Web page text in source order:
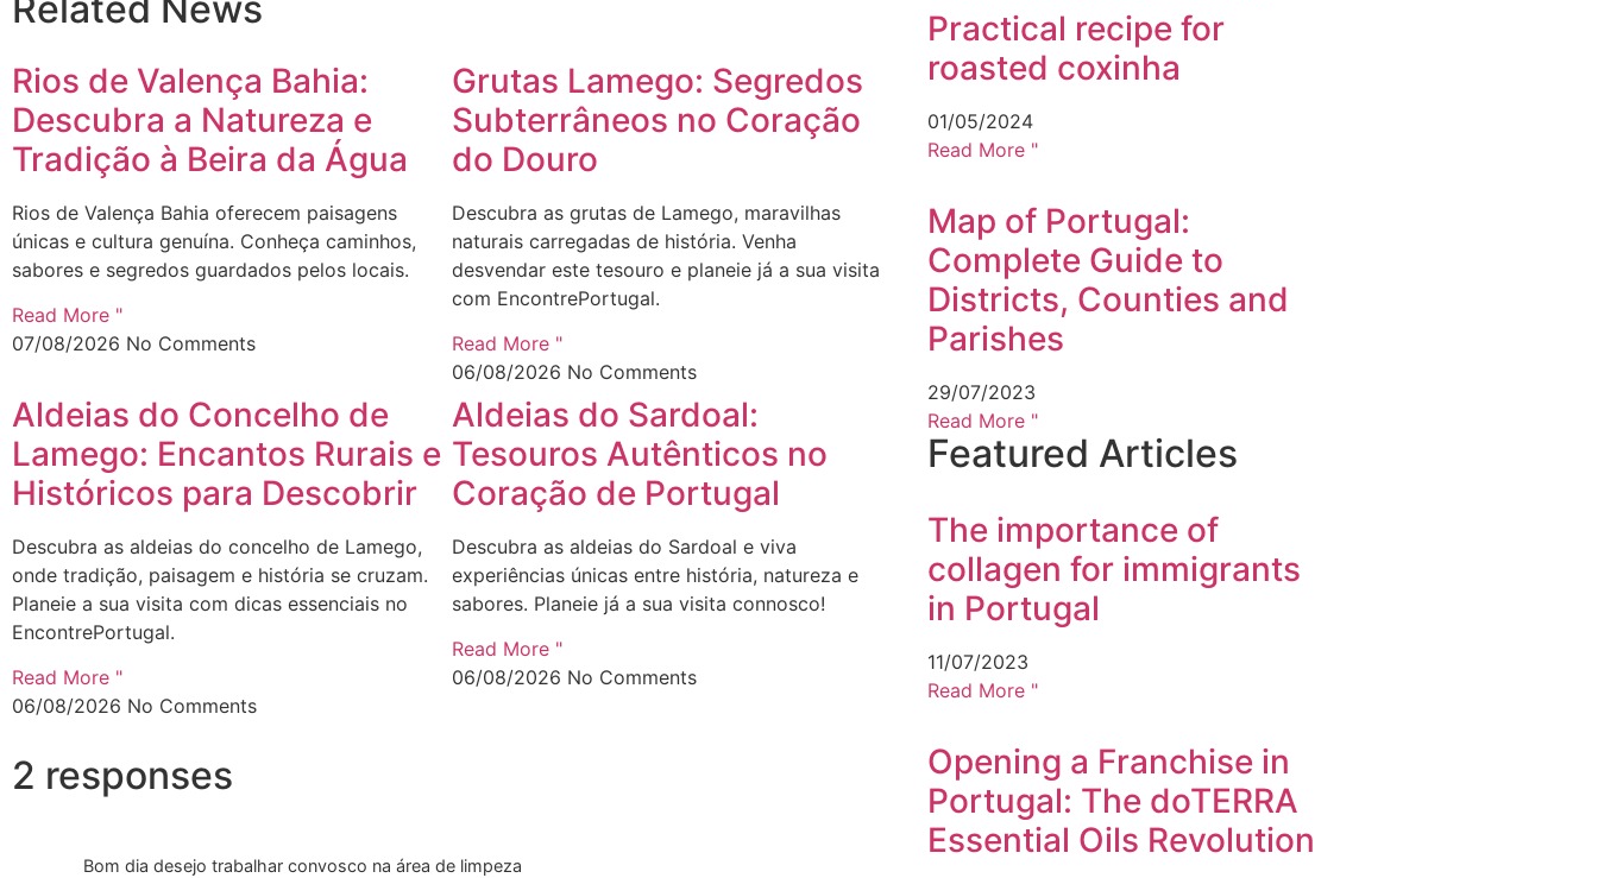
Rios de Valença Bahia:
Descubra a Natureza e
Tradição à Beira da Água
Rios de Valença Bahia oferecem paisagens
únicas e cultura genuína. Conheça caminhos,
sabores e segredos guardados pelos locais.
Read More "
07/08/2026 No Comments
Grutas Lamego: Segredos
Subterrâneos no Coração
do Douro
Descubra as grutas de Lamego, maravilhas
naturais carregadas de história. Venha
desvendar este tesouro e planeie já a sua visita
com EncontrePortugal.
Read More "
06/08/2026 No Comments
Aldeias do Concelho de
Lamego: Encantos Rurais e
Históricos para Descobrir
Descubra as aldeias do concelho de Lamego,
onde tradição, paisagem e história se cruzam.
Planeie a sua visita com dicas essenciais no
EncontrePortugal.
Read More "
06/08/2026 No Comments
Aldeias do Sardoal:
Tesouros Autênticos no
Coração de Portugal
Descubra as aldeias do Sardoal e viva
experiências únicas entre história, natureza e
sabores. Planeie já a sua visita connosco!
Read More "
06/08/2026 No Comments
2 responses
Bom dia desejo trabalhar convosco na área de limpeza
Practical recipe for
roasted coxinha
01/05/2024
Read More "
Map of Portugal:
Complete Guide to
Districts, Counties and
Parishes
29/07/2023
Read More "
Featured Articles
The importance of
collagen for immigrants
in Portugal
11/07/2023
Read More "
Opening a Franchise in
Portugal: The doTERRA
Essential Oils Revolution